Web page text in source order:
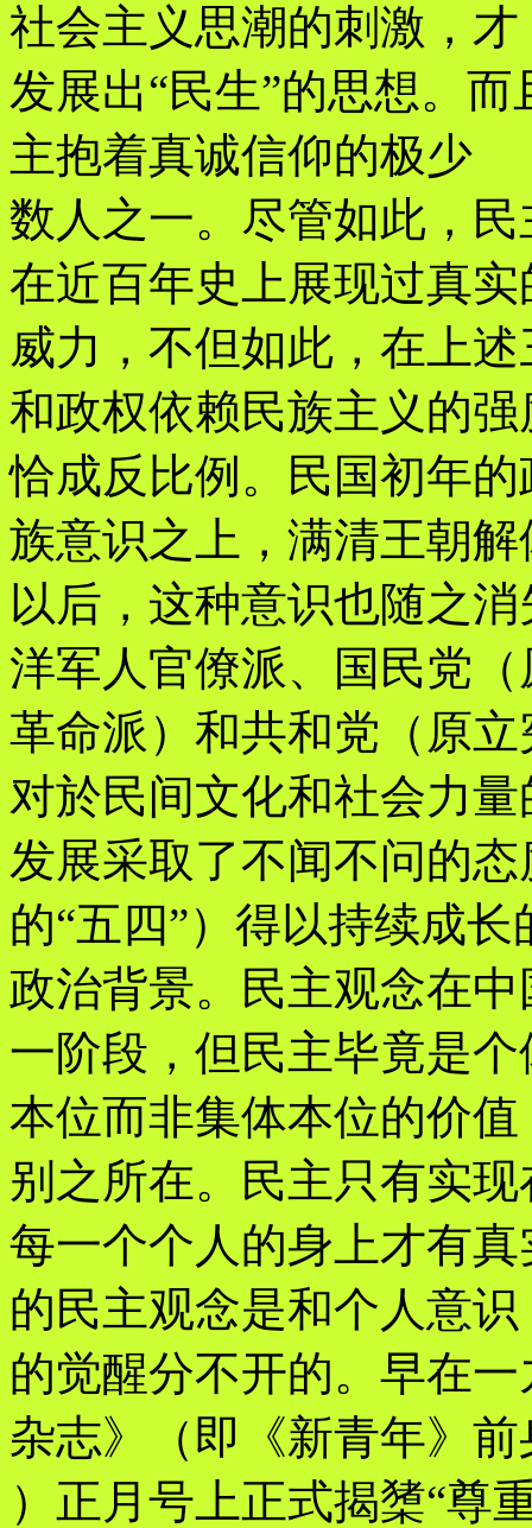
社会主义思潮的刺激，才
发展出“民生”的思想。
主抱着真诚信仰的极少
数人之一。尽管如此，
在近百年史上展现过真实
威力，不但如此，在上
和政权依赖民族主义的强
恰成反比例。民国初年
族意识之上，满清王朝解
以后，这种意识也随之
洋军人官僚派、国民党（
革命派）和共和党（原
对於民间文化和社会力量
发展采取了不闻不问的
的“五四”）得以持续成长
政治背景。民主观念在
一阶段，但民主毕竟是个
本位而非集体本位的价
别之所在。民主只有实现
每一个个人的身上才有
的民主观念是和个人意识
的觉醒分不开的。早在
杂志》（即《新青年》前
）正月号上正式揭橥“尊